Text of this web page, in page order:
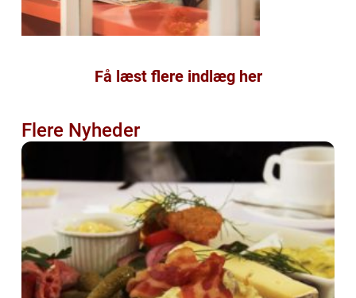
Få læst flere indlæg her
Flere Nyheder